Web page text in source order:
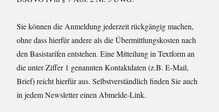
Sie können die Anmeldung jederzeit rückgängig machen,
ohne dass hierfür andere als die Übermittlungskosten nach
den Basistarifen entstehen. Eine Mitteilung in Textform an
die unter Ziffer 1 genannten Kontaktdaten (z.B. E-Mail,
Brief) reicht hierfür aus. Selbstverständlich finden Sie auch
in jedem Newsletter einen Abmelde-Link.